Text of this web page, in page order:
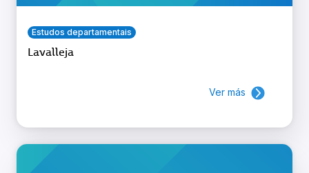
Estudos departamentais
Lavalleja
Ver más